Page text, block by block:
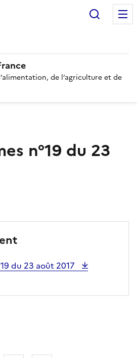
de l’agriculture et de
n°19 du 23
du 23 août 2017